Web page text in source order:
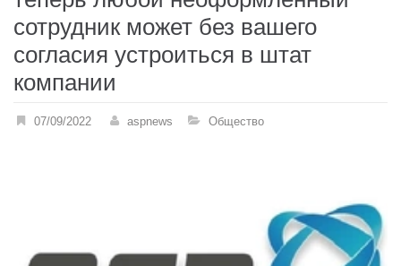
сотрудник может без вашего
согласия устроиться в штат
компании
07/09/2022 aspnews Общество